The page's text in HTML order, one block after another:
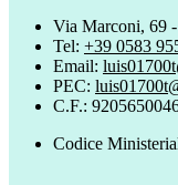
Via Marconi, 69
Tel: +39 0583
Email:
PEC:
C.F.:
Codice